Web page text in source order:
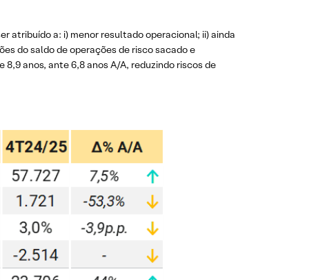
atribuído a: i) menor resultado operacional; ii) ainda
do saldo de operações de risco sacado e
anos, ante 6,8 anos A/A, reduzindo riscos de